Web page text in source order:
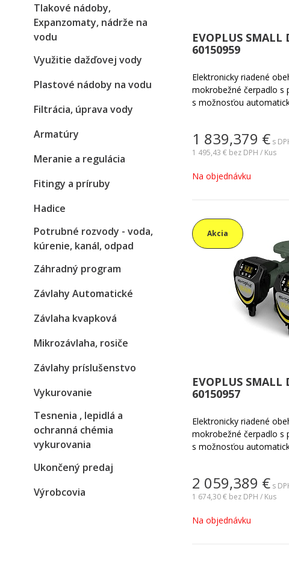
EVOPLUS SMALL
60150959
Elektronicky riadené
mokrobežné čerpadlo s
s možnosťou
výkonu čerpadla
vykurovacích a
menších objektoch.
1 839,379 € s
1 495,43 € bez DPH / Kus
Na objednávku
Akcia
EVOPLUS SMALL
60150957
Elektronicky riadené
mokrobežné čerpadlo s
s možnosťou
výkonu čerpadla
vykurovacích a
menších objektoch.
2 059,389 € s
1 674,30 € bez DPH / Kus
Na objednávku
Tlakové nádoby,
Expanzomaty, nádrže na
vodu
Využitie dažďovej vody
Plastové nádoby na vodu
Filtrácia, úprava vody
Armatúry
Meranie a regulácia
Fitingy a príruby
Hadice
Potrubné rozvody - voda,
kúrenie, kanál, odpad
Záhradný program
Závlahy Automatické
Závlaha kvapková
Mikrozávlaha, rosiče
Závlahy príslušenstvo
Vykurovanie
Tesnenia , lepidlá a
ochranná chémia
vykurovania
Ukončený predaj
Výrobcovia